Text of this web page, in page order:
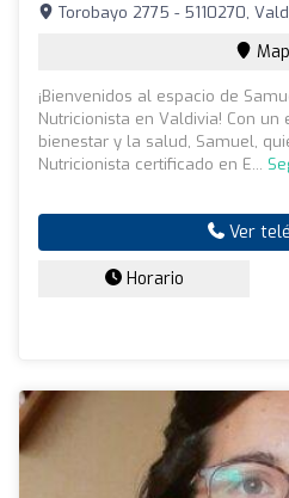
Torobayo 2775 - 5110270,
¡Bienvenidos al espacio de
Nutricionista en Valdivia! Con
bienestar y la salud, Samuel,
Nutricionista certificado en E...
Ver
Horario